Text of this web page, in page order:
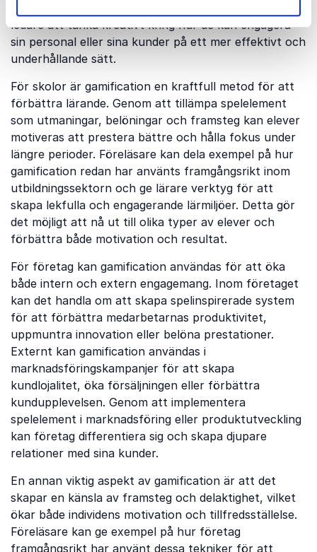
ledare att tänka kreativt kring hur de kan engagera
sin personal eller sina kunder på ett mer effektivt och
underhållande sätt.
För skolor är gamification en kraftfull metod för att
förbättra lärande. Genom att tillämpa spelelement
som utmaningar, belöningar och framsteg kan elever
motiveras att prestera bättre och hålla fokus under
längre perioder. Föreläsare kan dela exempel på hur
gamification redan har använts framgångsrikt inom
utbildningssektorn och ge lärare verktyg för att
skapa lekfulla och engagerande lärmiljöer. Detta gör
det möjligt att nå ut till olika typer av elever och
förbättra både motivation och resultat.
För företag kan gamification användas för att öka
både intern och extern engagemang. Inom företaget
kan det handla om att skapa spelinspirerade system
för att förbättra medarbetarnas produktivitet,
uppmuntra innovation eller belöna prestationer.
Externt kan gamification användas i
marknadsföringskampanjer för att skapa
kundlojalitet, öka försäljningen eller förbättra
kundupplevelsen. Genom att implementera
spelelement i marknadsföring eller produktutveckling
kan företag differentiera sig och skapa djupare
relationer med sina kunder.
En annan viktig aspekt av gamification är att det
skapar en känsla av framsteg och delaktighet, vilket
ökar både individens motivation och tillfredsställelse.
Föreläsare kan ge exempel på hur företag
framgångsrikt har använt dessa tekniker för att